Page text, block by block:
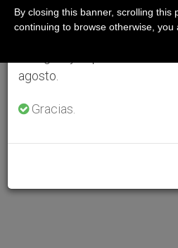
agosto.
Gracias.
By closing this banner, scrolling this
continuing to browse otherwise, you